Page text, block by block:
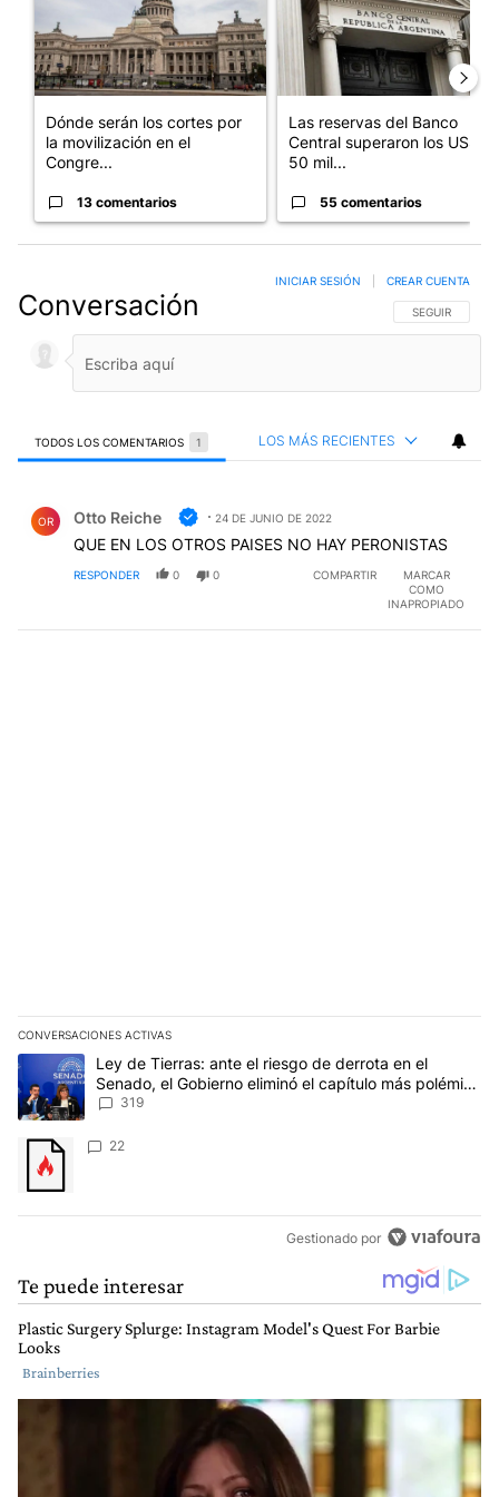
Dónde serán los cortes por
la movilización en el
Congre...
13 comentarios
Las reservas del Banco
Central superaron los US$
50 mil...
55 comentarios
Conversación SIGA ESTA
SEGUIR
INICIAR SESIÓN CREAR CUENTA
TODOS LOS COMENTARIOS 1 LOS MÁS RECIENTES
OR Otto Reiche 24 DE JUNIO DE 2022
QUE EN LOS OTROS PAISES NO HAY PERONISTAS
RESPONDER 0 0 COMPARTIR
MARCAR
COMO
INAPROPIADO
CONVERSACIONES ACTIVAS
Este listado muestra los artículos con más comentarios en los
Un artículo de tendencia con el título "Ley de Tierras: ante el
Ley de Tierras: ante el riesgo de derrota en el
Senado, el Gobierno eliminó el capítulo más polémico
del proyecto
319
Un artículo de tendencia con el título "" con 22 comentarios.
22
Gestionado por